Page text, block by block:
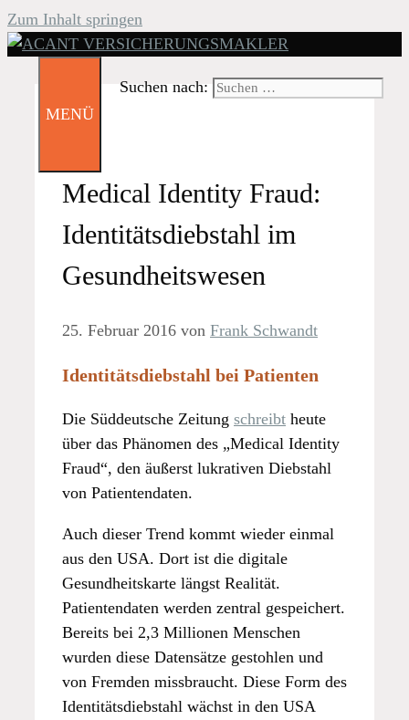
Zum Inhalt springen
Suchen nach:
MENÜ
Medical Identity Fraud:
Identitätsdiebstahl im
Gesundheitswesen
25. Februar 2016 von Frank Schwandt
Identitätsdiebstahl bei Patienten
Die Süddeutsche Zeitung schreibt heute
über das Phänomen des „Medical Identity
Fraud“, den äußerst lukrativen Diebstahl
von Patientendaten.
Auch dieser Trend kommt wieder einmal
aus den USA. Dort ist die digitale
Gesundheitskarte längst Realität.
Patientendaten werden zentral gespeichert.
Bereits bei 2,3 Millionen Menschen
wurden diese Datensätze gestohlen und
von Fremden missbraucht. Diese Form des
Identitätsdiebstahl wächst in den USA